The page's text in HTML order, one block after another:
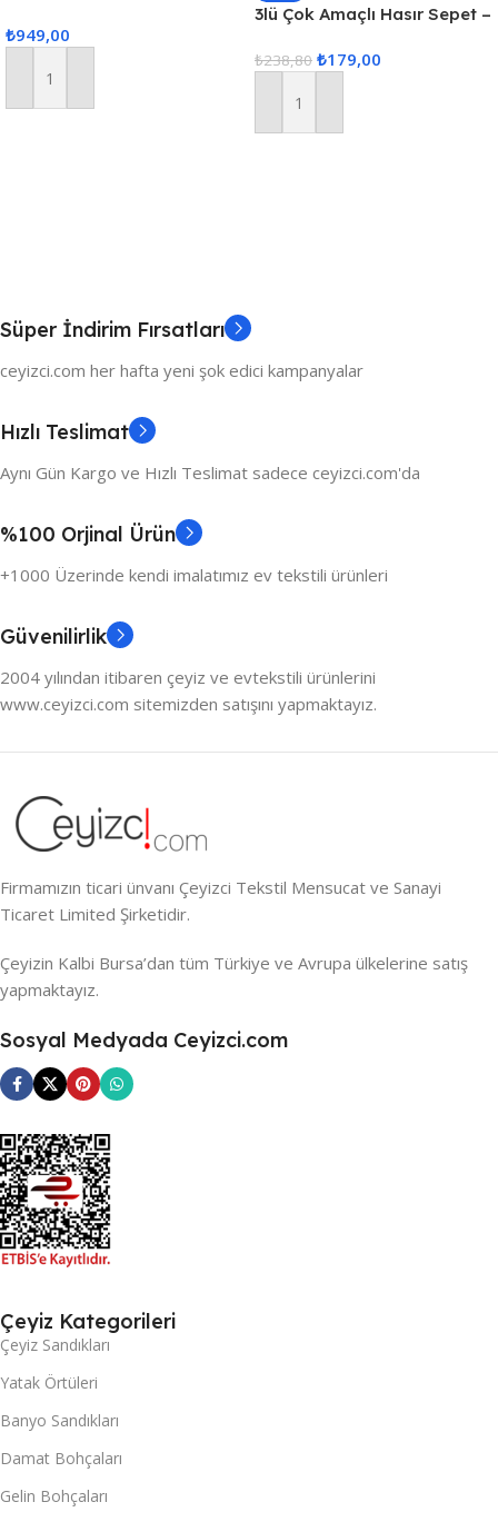
Masa Örtüsü Seti
₺949,00
Sepete Ekle
3lü Çok Amaçlı Hasır Sepet –
₺238,80 ₺179,00
Sepete Ekle
Süper İndirim Fırsatları
ceyizci.com her hafta yeni şok edici kampanyalar
Hızlı Teslimat
Aynı Gün Kargo ve Hızlı Teslimat sadece ceyizci.com'da
%100 Orjinal Ürün
+1000 Üzerinde kendi imalatımız ev tekstili ürünleri
Güvenilirlik
2004 yılından itibaren çeyiz ve evtekstili ürünlerini
www.ceyizci.com sitemizden satışını yapmaktayız.
Firmamızın ticari ünvanı Çeyizci Tekstil Mensucat ve Sanayi
Ticaret Limited Şirketidir.
Çeyizin Kalbi Bursa’dan tüm Türkiye ve Avrupa ülkelerine satış
yapmaktayız.
Sosyal Medyada Ceyizci.com
Çeyiz Kategorileri
Çeyiz Sandıkları
Yatak Örtüleri
Banyo Sandıkları
Damat Bohçaları
Gelin Bohçaları